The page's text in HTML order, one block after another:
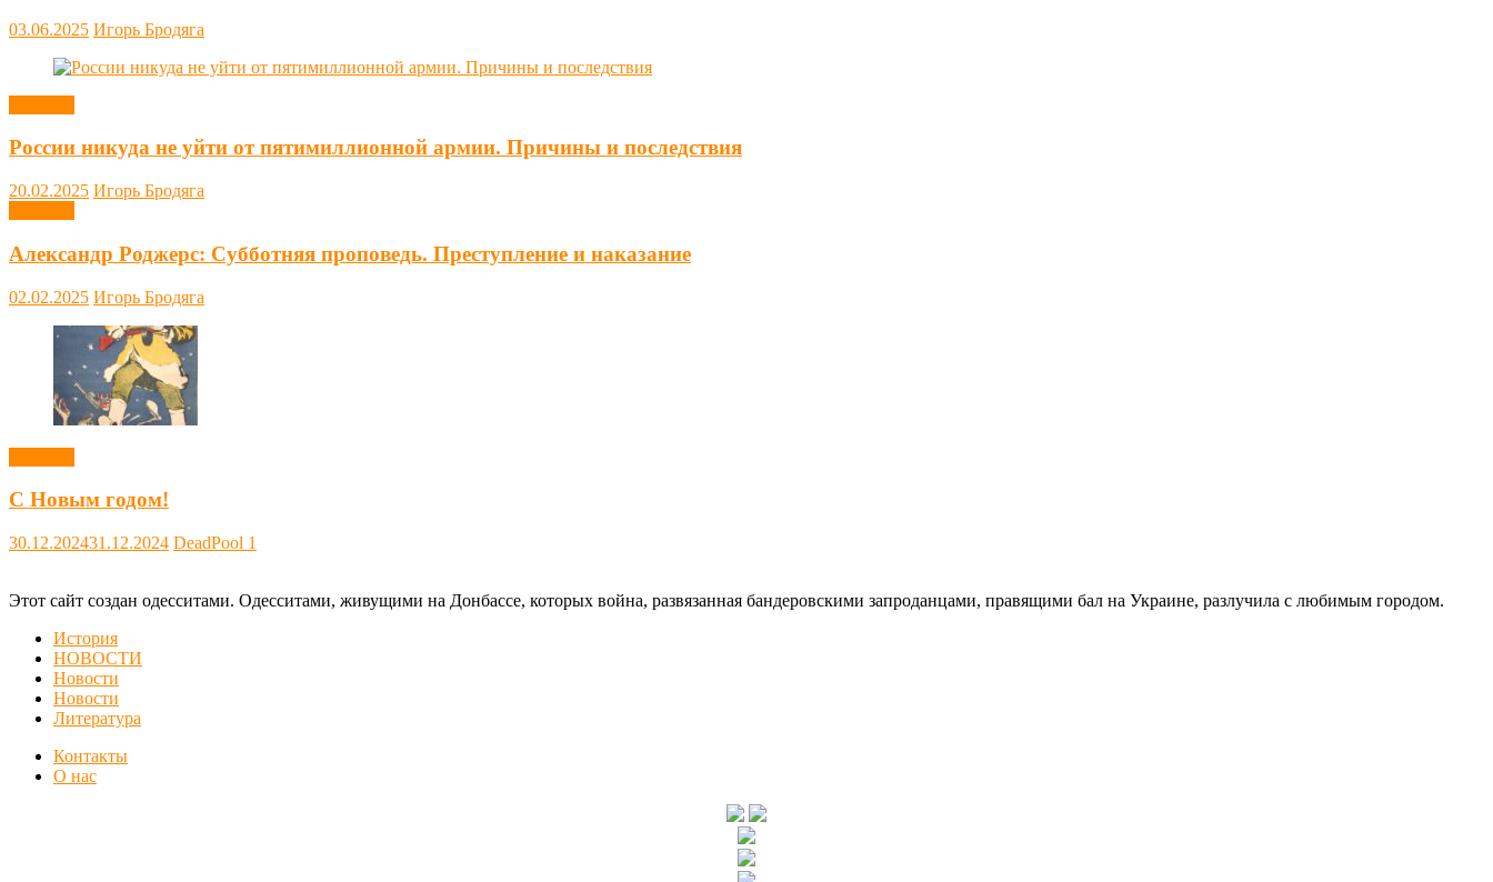
03.06.2025 Игорь Бродяга
России никуда не уйти от пятимиллионной армии. Причины и последствия
20.02.2025 Игорь Бродяга
Александр Роджерс: Субботняя проповедь. Преступление и наказание
02.02.2025 Игорь Бродяга
С Новым годом!
30.12.202431.12.2024 DeadPool 1
Этот сайт создан одесситами. Одесситами, живущими на Донбассе, которых война, развязанная бандеровскими запроданцами, правящими бал на Украине, разлучила с любимым городом.
История
НОВОСТИ
Новости
Новости
Литература
Контакты
О нас